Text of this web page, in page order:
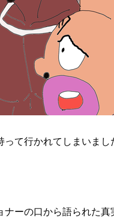
て行かれてしまいまし
ーの口から語られた真